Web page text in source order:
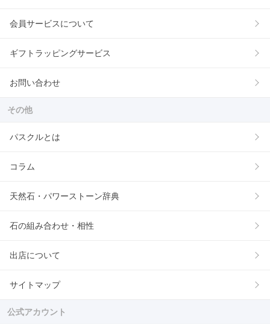
会員サービスについて
ギフトラッピングサービス
お問い合わせ
その他
パスクルとは
コラム
天然石・パワーストーン辞典
石の組み合わせ・相性
出店について
サイトマップ
公式アカウント